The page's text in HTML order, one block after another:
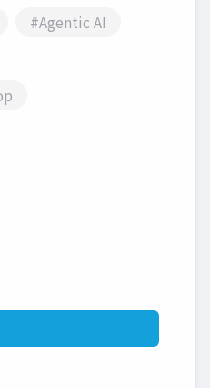
#Agentic AI